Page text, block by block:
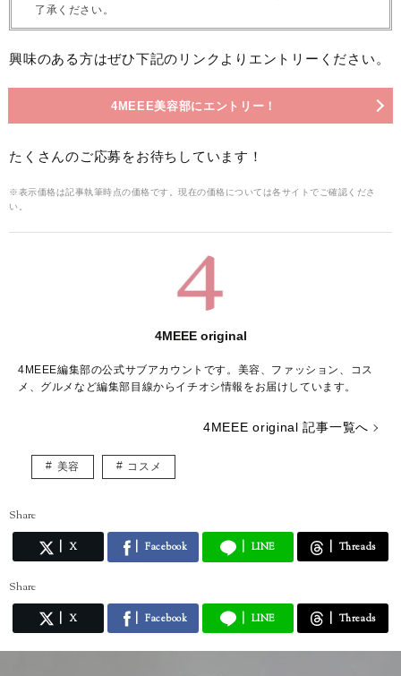
了承ください。
興味のある方はぜひ下記のリンクよりエントリーください。
4MEEE美容部にエントリー！
たくさんのご応募をお待ちしています！
※表示価格は記事執筆時点の価格です。現在の価格については各サイトでご確認くださ
い。
4MEEE original
4MEEE編集部の公式サブアカウントです。美容、ファッション、コス
メ、グルメなど編集部目線からイチオシ情報をお届けしています。
4MEEE original 記事一覧へ
美容 コスメ
Share
X Facebook LINE Threads
Share
X Facebook LINE Threads